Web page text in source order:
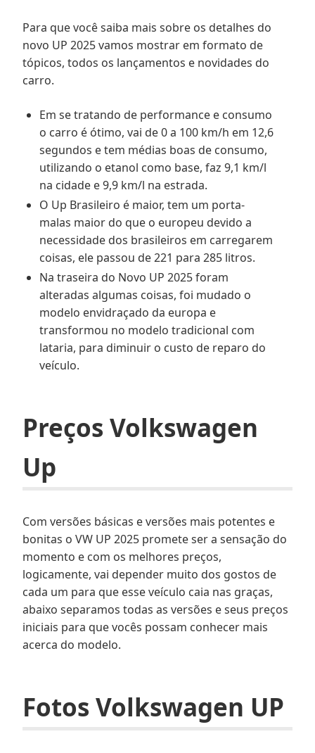
Para que você saiba mais sobre os detalhes do
novo UP 2025 vamos mostrar em formato de
tópicos, todos os lançamentos e novidades do
carro.
Em se tratando de performance e consumo
o carro é ótimo, vai de 0 a 100 km/h em 12,6
segundos e tem médias boas de consumo,
utilizando o etanol como base, faz 9,1 km/l
na cidade e 9,9 km/l na estrada.
O Up Brasileiro é maior, tem um porta-
malas maior do que o europeu devido a
necessidade dos brasileiros em carregarem
coisas, ele passou de 221 para 285 litros.
Na traseira do Novo UP 2025 foram
alteradas algumas coisas, foi mudado o
modelo envidraçado da europa e
transformou no modelo tradicional com
lataria, para diminuir o custo de reparo do
veículo.
Preços Volkswagen
Up
Com versões básicas e versões mais potentes e
bonitas o VW UP 2025 promete ser a sensação do
momento e com os melhores preços,
logicamente, vai depender muito dos gostos de
cada um para que esse veículo caia nas graças,
abaixo separamos todas as versões e seus preços
iniciais para que vocês possam conhecer mais
acerca do modelo.
Fotos Volkswagen UP